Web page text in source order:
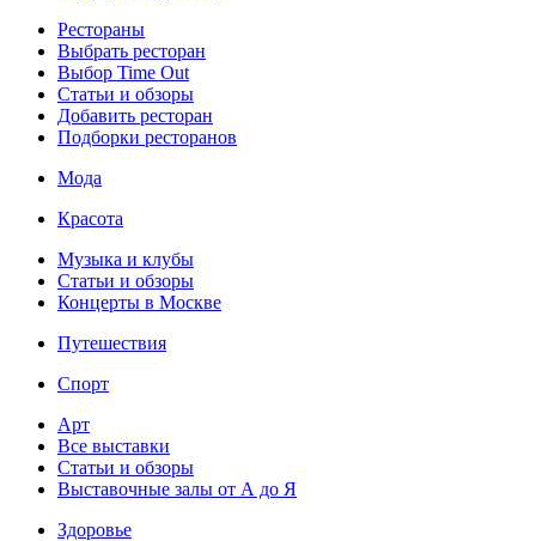
Рестораны
Выбрать ресторан
Выбор Time Out
Статьи и обзоры
Добавить ресторан
Подборки ресторанов
Мода
Красота
Музыка и клубы
Статьи и обзоры
Концерты в Москве
Путешествия
Спорт
Арт
Все выставки
Статьи и обзоры
Выставочные залы от А до Я
Здоровье